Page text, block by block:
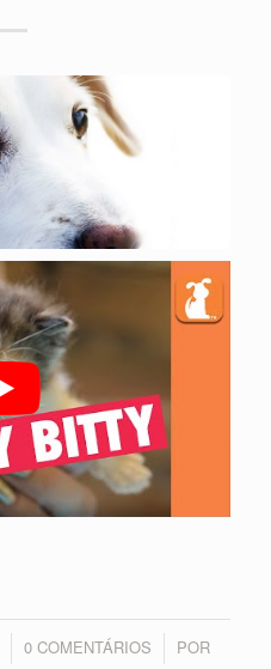
0 COMENTÁRIOS
/ POR